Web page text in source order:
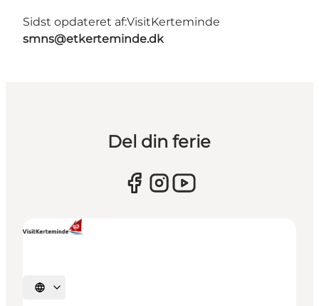
Sidst opdateret af:VisitKerteminde
smns@etkerteminde.dk
Del din ferie
Vælg sprog